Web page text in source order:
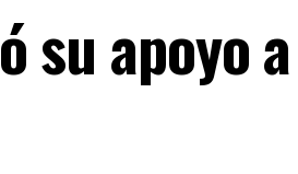
su apoyo a